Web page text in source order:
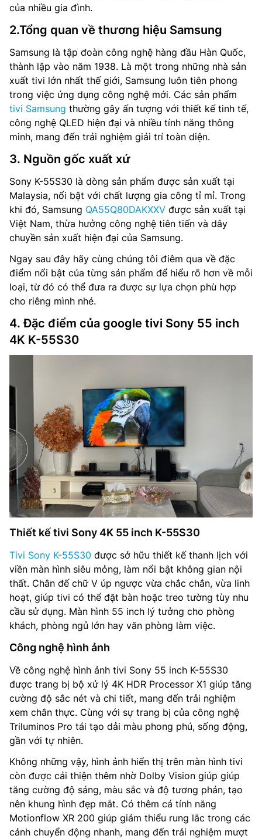
của nhiều gia đình.
2.Tổng quan về thương hiệu Samsung
Samsung là tập đoàn công nghệ hàng đầu Hàn Quốc,
thành lập vào năm 1938. Là một trong những nhà sản
xuất tivi lớn nhất thế giới, Samsung luôn tiên phong
trong việc ứng dụng công nghệ mới. Các sản phẩm
tivi Samsung thường gây ấn tượng với thiết kế tinh tế,
công nghệ QLED hiện đại và nhiều tính năng thông
minh, mang đến trải nghiệm giải trí toàn diện.
3. Nguồn gốc xuất xứ
Sony K-55S30 là dòng sản phẩm được sản xuất tại
Malaysia, nổi bật với chất lượng gia công tỉ mỉ. Trong
khi đó, Samsung QA55Q80DAKXXV được sản xuất tại
Việt Nam, thừa hưởng công nghệ tiên tiến và dây
chuyền sản xuất hiện đại của Samsung.
Ngay sau đây hãy cùng chúng tôi điêm qua về đặc
điểm nổi bật của từng sản phẩm để hiểu rõ hơn về mỗi
loại, từ đó có thể đưa ra được sự lựa chọn phù hợp
cho riêng mình nhé.
4. Đặc điểm của google tivi Sony 55 inch
4K K-55S30
Thiết kế tivi Sony 4K 55 inch K-55S30
Tivi Sony K-55S30 được sở hữu thiết kế thanh lịch với
viền màn hình siêu mỏng, làm nổi bật không gian nội
thất. Chân đế chữ V úp ngược vừa chắc chắn, vừa linh
hoạt, giúp tivi có thể đặt bàn hoặc treo tường tùy nhu
cầu sử dụng. Màn hình 55 inch lý tưởng cho phòng
khách, phòng ngủ lớn hay văn phòng làm việc.
Công nghệ hình ảnh
Về công nghệ hình ảnh tivi Sony 55 inch K-55S30
được trang bị bộ xử lý 4K HDR Processor X1 giúp tăng
cường độ sắc nét và chi tiết, mang đến trải nghiệm
xem chân thực. Cùng với sự trang bị của công nghệ
Triluminos Pro tái tạo dải màu phong phú, sống động,
gần với tự nhiên.
Không những vậy, hình ảnh hiển thị trên màn hình tivi
còn được cải thiện thêm nhờ Dolby Vision giúp giúp
tăng cường độ sáng, màu sắc và độ tương phản, tạo
nên khung hình đẹp mắt. Có thêm cả tính năng
Motionflow XR 200 giúp giảm thiểu rung lắc trong các
cảnh chuyển động nhanh, mang đến trải nghiệm mượt